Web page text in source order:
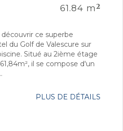
61.84 m2
découvrir ce superbe
du Golf de Valescure sur
Situé au 2ième étage
il se compose d'un
PLUS DE DÉTAILS